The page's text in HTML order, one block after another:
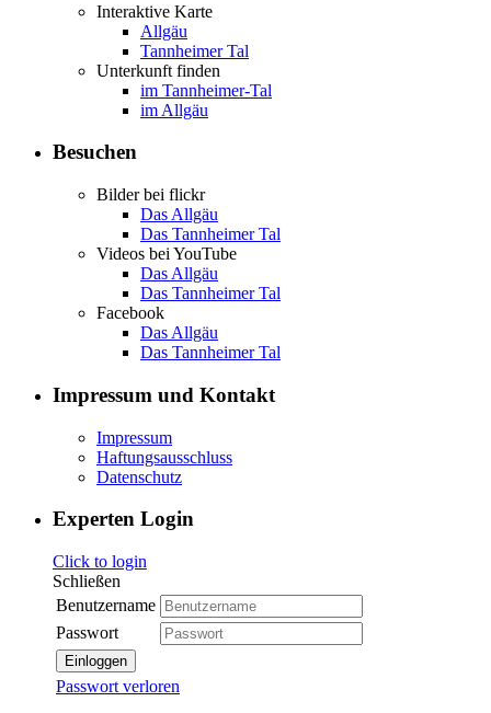
Interaktive Karte
Allgäu
Tannheimer Tal
Unterkunft finden
im Tannheimer-Tal
im Allgäu
Besuchen
Bilder bei flickr
Das Allgäu
Das Tannheimer Tal
Videos bei YouTube
Das Allgäu
Das Tannheimer Tal
Facebook
Das Allgäu
Das Tannheimer Tal
Impressum und Kontakt
Impressum
Haftungsausschluss
Datenschutz
Experten Login
Click to login
Schließen
Benutzername
Passwort
Einloggen
Passwort verloren